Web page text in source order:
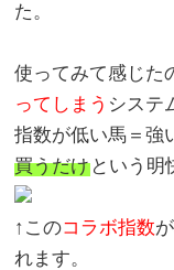
た。
使ってみて感じた
ってしまう システ
指数が低い馬＝強
買うだけという明
↑このコラボ指数
れます。